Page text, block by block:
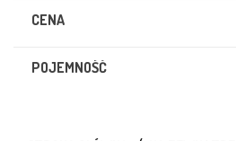
CENA
POJEMNOŚĆ